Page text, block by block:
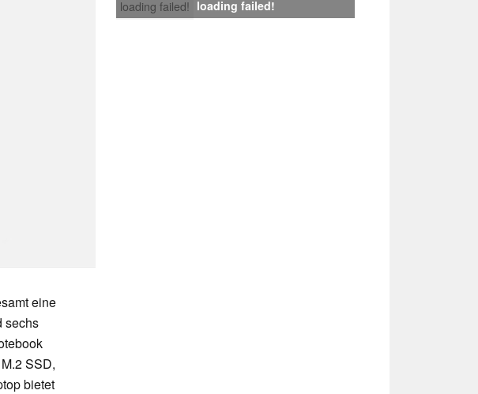
loading failed! loading failed!
eine
sechs
SSD,
bietet